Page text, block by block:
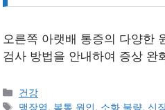
오른쪽 아랫배 통증의 다양한
검사 방법을 안내하여 증상 완
카
테
건강
태
맹장염, 복통 원인, 소화 불량, 신